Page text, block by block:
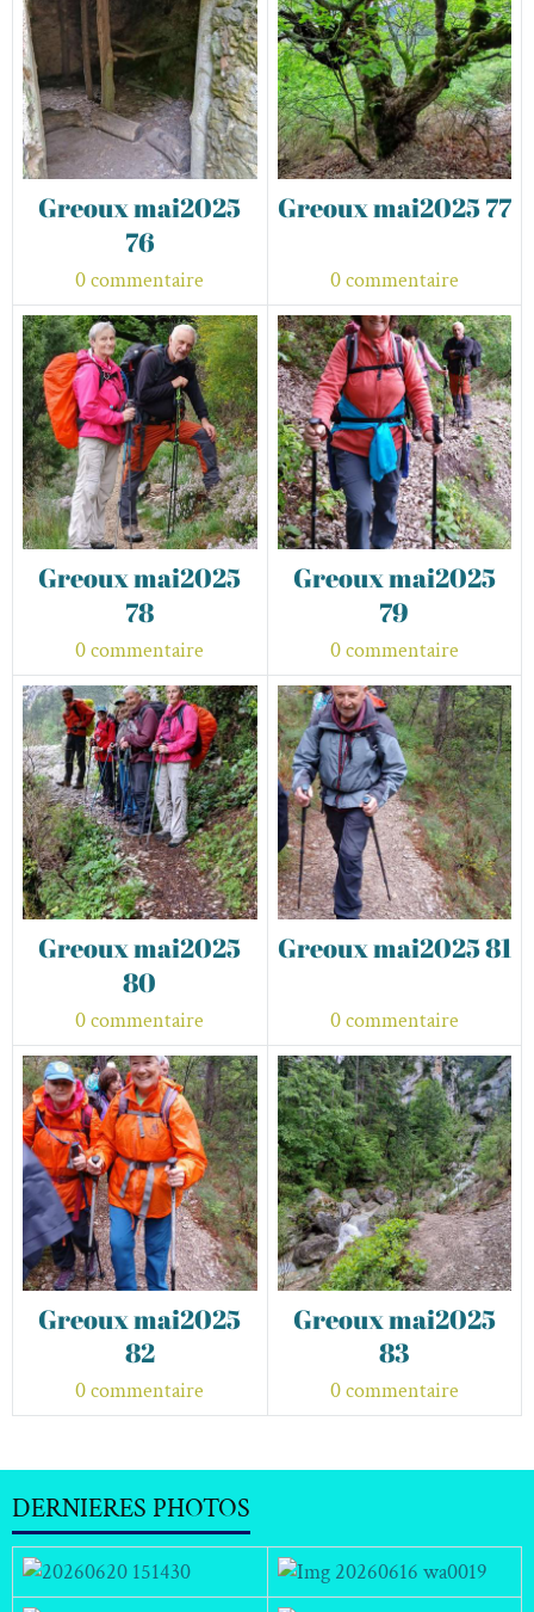
Greoux mai2025
76
0 commentaire
Greoux mai2025 77
0 commentaire
Greoux mai2025
78
0 commentaire
Greoux mai2025
79
0 commentaire
Greoux mai2025
80
0 commentaire
Greoux mai2025 81
0 commentaire
Greoux mai2025
82
0 commentaire
Greoux mai2025
83
0 commentaire
DERNIERES PHOTOS